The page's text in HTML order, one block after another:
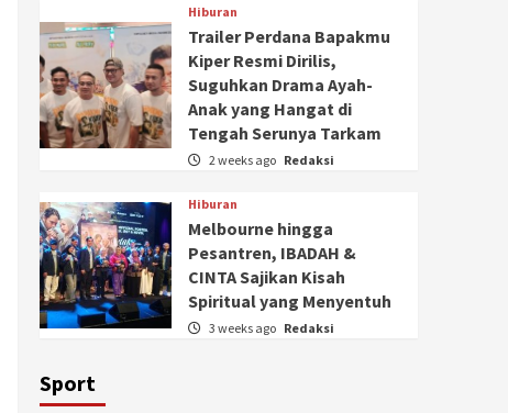
Hiburan
Trailer Perdana Bapakmu
Kiper Resmi Dirilis,
Suguhkan Drama Ayah-
Anak yang Hangat di
Tengah Serunya Tarkam
2 weeks ago Redaksi
Hiburan
Melbourne hingga
Pesantren, IBADAH &
CINTA Sajikan Kisah
Spiritual yang Menyentuh
3 weeks ago Redaksi
Sport